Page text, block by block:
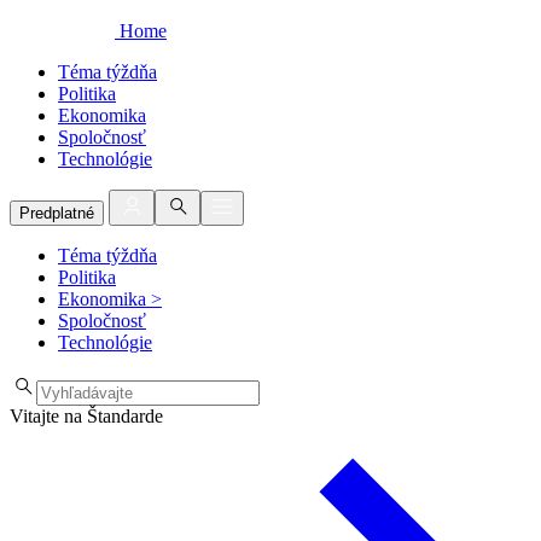
Home
Téma týždňa
Politika
Ekonomika
Spoločnosť
Technológie
Predplatné
Téma týždňa
Politika
Ekonomika >
Spoločnosť
Technológie
Vitajte na Štandarde